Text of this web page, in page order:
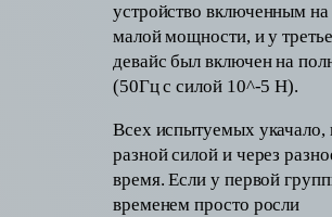
устройство включенным на
малой мощности, и у
девайс был включен на
(50Гц с силой 10^-5 Н).
Всех испытуемых укачало,
разной силой и через
время. Если у первой
временем просто росли